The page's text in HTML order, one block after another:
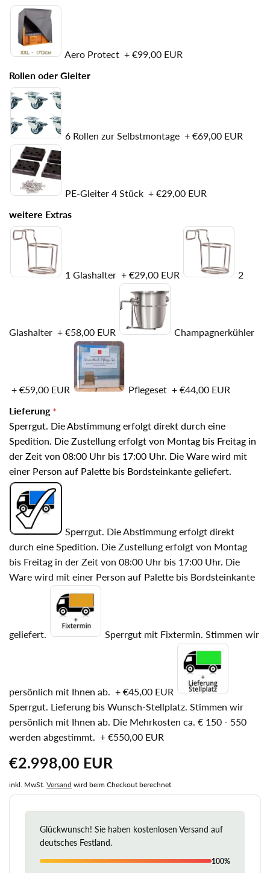
Aero Protect + €99,00 EUR
Rollen oder Gleiter
6 Rollen zur Selbstmontage + €69,00 EUR
PE-Gleiter 4 Stück + €29,00 EUR
weitere Extras
1 Glashalter + €29,00 EUR 2
Glashalter + €58,00 EUR Champagnerkühler
+ €59,00 EUR Pflegeset + €44,00 EUR
Lieferung
Sperrgut. Die Abstimmung erfolgt direkt durch eine
Spedition. Die Zustellung erfolgt von Montag bis Freitag in
der Zeit von 08:00 Uhr bis 17:00 Uhr. Die Ware wird mit
einer Person auf Palette bis Bordsteinkante geliefert.
Sperrgut. Die Abstimmung erfolgt direkt
durch eine Spedition. Die Zustellung erfolgt von Montag
bis Freitag in der Zeit von 08:00 Uhr bis 17:00 Uhr. Die
Ware wird mit einer Person auf Palette bis Bordsteinkante
geliefert. Sperrgut mit Fixtermin. Stimmen wir
persönlich mit Ihnen ab. + €45,00 EUR
Sperrgut. Lieferung bis Wunsch-Stellplatz. Stimmen wir
persönlich mit Ihnen ab. Die Mehrkosten ca. € 150 - 550
werden abgestimmt. + €550,00 EUR
Normaler
Preis
€2.998,00 EUR
inkl. MwSt. Versand wird beim Checkout berechnet
Glückwunsch! Sie haben kostenlosen Versand auf
deutsches Festland.
100%